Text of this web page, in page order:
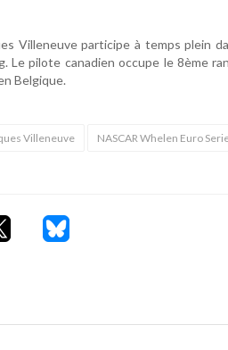
Villeneuve participe à temps plein
Le pilote canadien occupe le 8ème
Belgique.
Villeneuve NASCAR Whelen Euro